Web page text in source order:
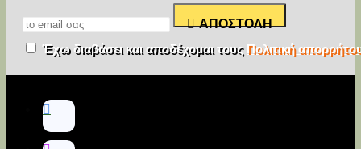
ΑΠΟΣΤΟΛΉ
Έχω διαβάσει και αποδέχομαι τους Πολιτική